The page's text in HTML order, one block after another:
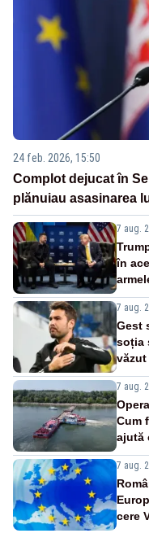
24 feb. 2026, 15:50
Complot dejucat în
plănuiau asasinarea
7 aug.
în
7 aug.
Gest
soția
7 aug.
Cum
ajută
7 aug.
cere